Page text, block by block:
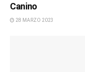
Canino
28 MARZO 2023